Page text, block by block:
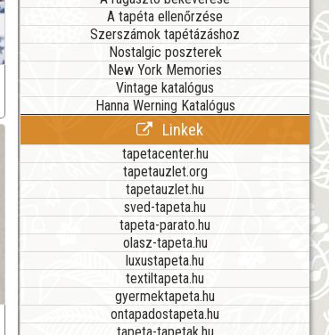
A tapéta ellenőrzése
Szerszámok tapétázáshoz
Nostalgic poszterek
New York Memories
Vintage katalógus
Hanna Werning Katalógus
Linkek
tapetacenter.hu
tapetauzlet.org
tapetauzlet.hu
sved-tapeta.hu
tapeta-parato.hu
olasz-tapeta.hu
luxustapeta.hu
textiltapeta.hu
gyermektapeta.hu
ontapadostapeta.hu
tapeta-tapetak.hu